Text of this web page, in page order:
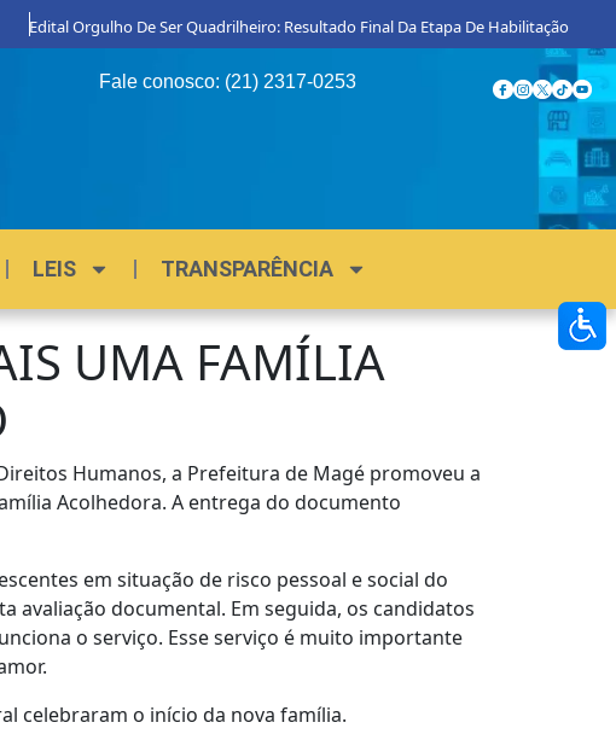
Orgulho De Ser Quadrilheiro: Resultado Final Da Etapa De Habilitação Procon
Fale conosco: (21) 2317-0253
LEIS TRANSPARÊNCIA
UMA FAMÍLIA
Humanos, a Prefeitura de Magé promoveu a
Acolhedora. A entrega do documento
em situação de risco pessoal e social do
avaliação documental. Em seguida, os candidatos
o serviço. Esse serviço é muito importante
celebraram o início da nova família.